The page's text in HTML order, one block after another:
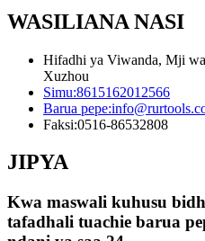
WASILIANA NASI
Hifadhi ya Viwanda, Mji
Xuzhou
Simu:8615162012566
Barua pepe:
Faksi:0516-86532808
JIPYA
Kwa maswali kuhusu
tafadhali tuachie barua